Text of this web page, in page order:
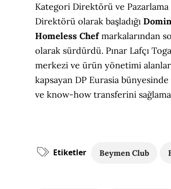
Kategori Direktörü ve
Direktörü olarak başladığı
Homeless Chefmarkalarından
olarak sürdürdü. Pınar Lafçı
merkezi ve ürün yönetimi
kapsayan DP Eurasia
ve know-how transferini
Etiketler Beymen Club